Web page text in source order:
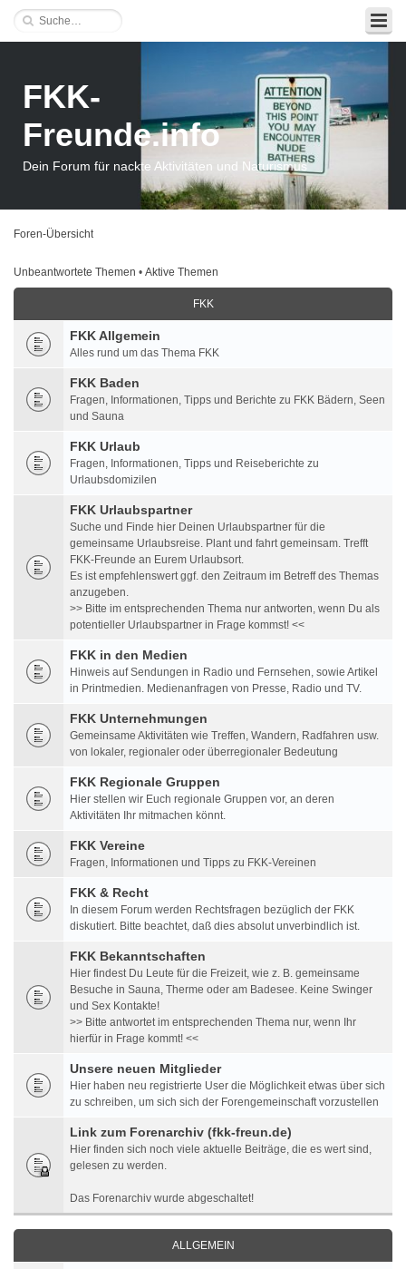
FKK-
Freunde.info
Dein Forum für nackte Aktivitäten und Naturismus
Foren-Übersicht
Unbeantwortete Themen • Aktive Themen
FKK
FKK Allgemein
Alles rund um das Thema FKK
FKK Baden
Fragen, Informationen, Tipps und Berichte zu FKK Bädern, Seen
und Sauna
FKK Urlaub
Fragen, Informationen, Tipps und Reiseberichte zu
Urlaubsdomizilen
FKK Urlaubspartner
Suche und Finde hier Deinen Urlaubspartner für die
gemeinsame Urlaubsreise. Plant und fahrt gemeinsam. Trefft
FKK-Freunde an Eurem Urlaubsort.
Es ist empfehlenswert ggf. den Zeitraum im Betreff des Themas
anzugeben.
>> Bitte im entsprechenden Thema nur antworten, wenn Du als
potentieller Urlaubspartner in Frage kommst! <<
FKK in den Medien
Hinweis auf Sendungen in Radio und Fernsehen, sowie Artikel
in Printmedien. Medienanfragen von Presse, Radio und TV.
FKK Unternehmungen
Gemeinsame Aktivitäten wie Treffen, Wandern, Radfahren usw.
von lokaler, regionaler oder überregionaler Bedeutung
FKK Regionale Gruppen
Hier stellen wir Euch regionale Gruppen vor, an deren
Aktivitäten Ihr mitmachen könnt.
FKK Vereine
Fragen, Informationen und Tipps zu FKK-Vereinen
FKK & Recht
In diesem Forum werden Rechtsfragen bezüglich der FKK
diskutiert. Bitte beachtet, daß dies absolut unverbindlich ist.
FKK Bekanntschaften
Hier findest Du Leute für die Freizeit, wie z. B. gemeinsame
Besuche in Sauna, Therme oder am Badesee. Keine Swinger
und Sex Kontakte!
>> Bitte antwortet im entsprechenden Thema nur, wenn Ihr
hierfür in Frage kommt! <<
Unsere neuen Mitglieder
Hier haben neu registrierte User die Möglichkeit etwas über sich
zu schreiben, um sich sich der Forengemeinschaft vorzustellen
Link zum Forenarchiv (fkk-freun.de)
Hier finden sich noch viele aktuelle Beiträge, die es wert sind,
gelesen zu werden.
Das Forenarchiv wurde abgeschaltet!
ALLGEMEIN